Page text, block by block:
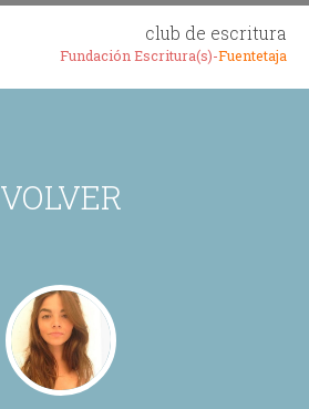
club de escritura
Fundación Escritura(s)-Fuentetaja
VOLVER